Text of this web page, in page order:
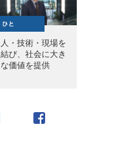
人・技術・現場を
結び、社会に大き
な価値を提供